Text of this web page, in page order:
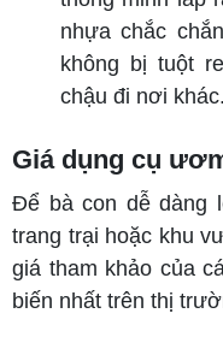
nhựa chắc
không bị tuột
chậu đi nơi khác.
Giá dụng cụ
Để bà con dễ dàng
trang trại hoặc khu
giá tham khảo của
biến nhất trên thị